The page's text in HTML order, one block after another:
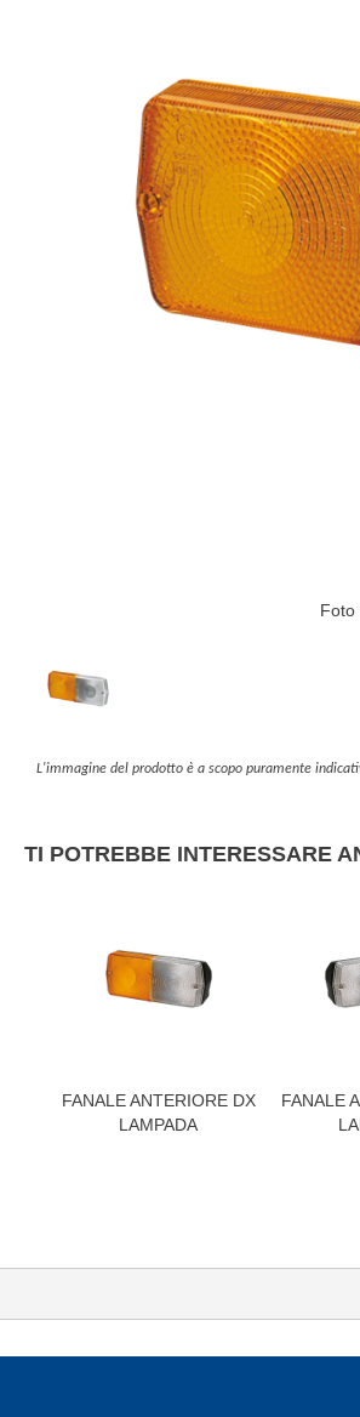
Foto
L'immagine del prodotto è a scopo puramente
TI POTREBBE INTERESSARE
FANALE ANTERIORE DX
LAMPADA
FANALE